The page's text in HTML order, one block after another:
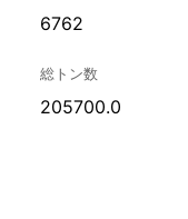
6762
総トン数
205700.0